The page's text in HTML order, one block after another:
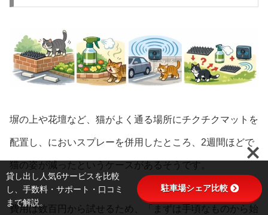
塀の上や花壇など、猫がよく通る場所にチクチクマットを
配置し、においスプレーを併用したところ、2週間ほどで
猫の姿が減ったというケースがあるそうです。
費用は数百円から試せるため、「まずは手頃なものから始
貸し出し人気6サービスを比較
し、手数料・サポート・口コミ
まで解説。
駐車場シェア比較